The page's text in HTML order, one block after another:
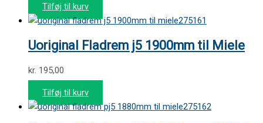
Tilføj til kurv
275161
Uoriginal Fladrem j5 1900mm til Miele
kr. 195,00
Tilføj til kurv
275162